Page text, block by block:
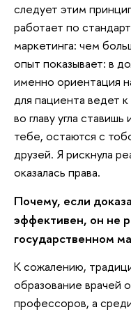
следует этим
работает по
маркетинга: чем
опыт показывает: в
именно ориентация
для пациента ведет
во главу угла
тебе, остаются с
друзей. Я рискнула
оказалась права.
Почему, если
эффективен, он не
государственном
К сожалению,
образование врачей
профессоров, а